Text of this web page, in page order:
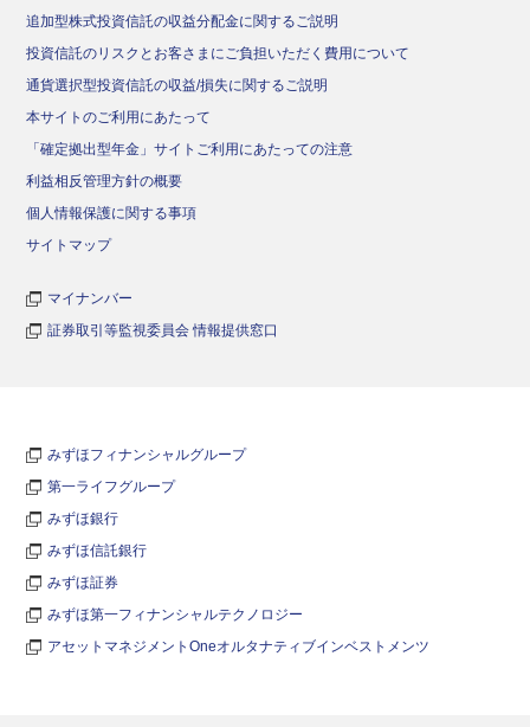
追加型株式投資信託の収益分配金に関するご説明
投資信託のリスクとお客さまにご負担いただく費用について
通貨選択型投資信託の収益/損失に関するご説明
本サイトのご利用にあたって
「確定拠出型年金」サイトご利用にあたっての注意
利益相反管理方針の概要
個人情報保護に関する事項
サイトマップ
マイナンバー
証券取引等監視委員会 情報提供窓口
みずほフィナンシャルグループ
第一ライフグループ
みずほ銀行
みずほ信託銀行
みずほ証券
みずほ第一フィナンシャルテクノロジー
アセットマネジメントOneオルタナティブインベストメンツ